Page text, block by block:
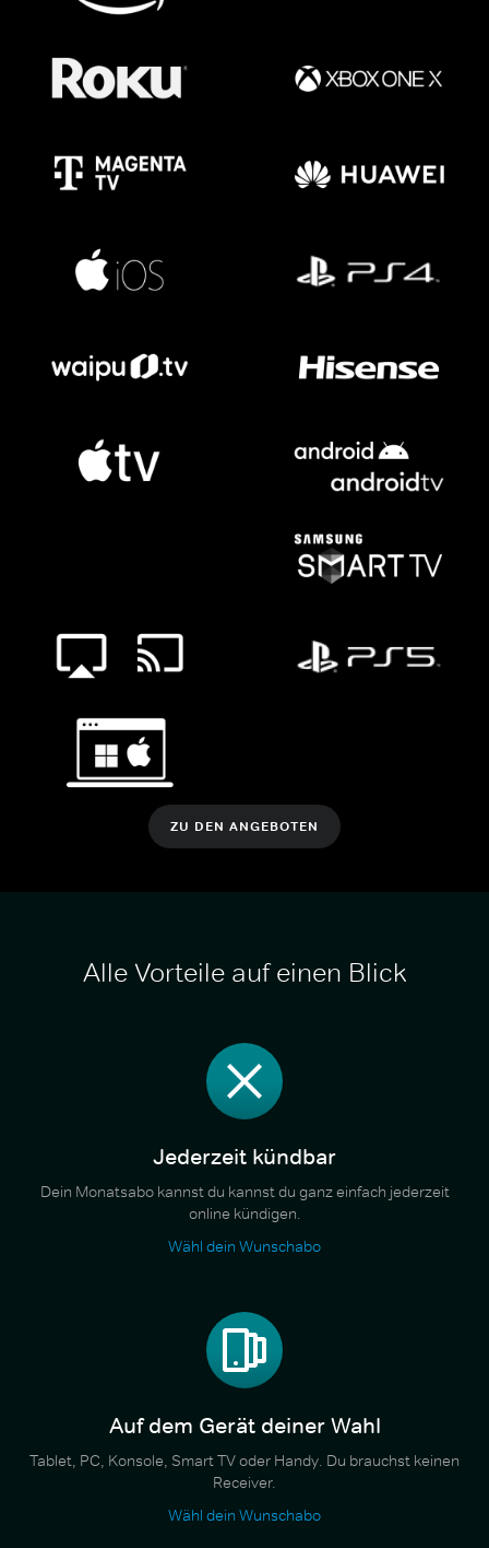
ZU DEN ANGEBOTEN
Alle Vorteile auf einen Blick
Jederzeit kündbar
Dein Monatsabo kannst du kannst du ganz einfach jederzeit
online kündigen.
Wähl dein Wunschabo
Auf dem Gerät deiner Wahl
Tablet, PC, Konsole, Smart TV oder Handy. Du brauchst keinen
Receiver.
Wähl dein Wunschabo